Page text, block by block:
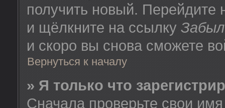
получить новый.
и щёлкните на ссылку
и скоро вы снова сможете
Вернуться к началу
» Я только что
Сначала проверьте свои